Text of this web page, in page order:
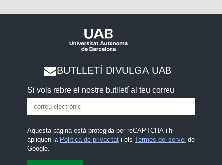
BUTLLETÍ DIVULGA UAB
Si vols rebre el nostre butlletí al teu correu
Aquesta pàgina està protegida per reCAPTCHA i hi
apliquen la Política de privacitati els Termes del servei de
Google.